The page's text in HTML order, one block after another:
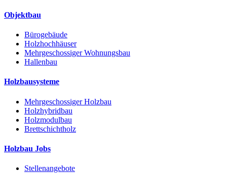
Objektbau
Bürogebäude
Holzhochhäuser
Mehrgeschossiger Wohnungsbau
Hallenbau
Holzbausysteme
Mehrgeschossiger Holzbau
Holzhybridbau
Holzmodulbau
Brettschichtholz
Holzbau Jobs
Stellenangebote